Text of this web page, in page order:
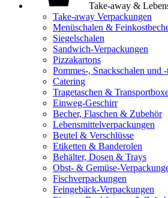
Take-away &
Take-away Verpackungen
Menüschalen &
Siegelschalen
Sandwich-Verpackungen
Pizzakartons
Pommes-, Snackschalen und
Catering
Tragetaschen &
Einweg-Geschirr
Becher, Flaschen & Zubehör
Lebensmittelverpackungen
Beutel & Verschlüsse
Etiketten & Banderolen
Behälter, Dosen & Trays
Obst- & Gemüse-
Fischverpackungen
Feingebäck-Verpackungen